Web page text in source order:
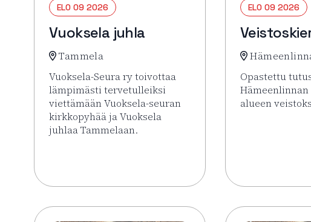
ELO 09 2026
Vuoksela juhla
Tammela
Vuoksela-Seura ry toivottaa
lämpimästi tervetulleiksi
viettämään Vuoksela-seuran
kirkkopyhää ja Vuoksela
juhlaa Tammelaan.
ELO 09 2026
Opastettu
alueen